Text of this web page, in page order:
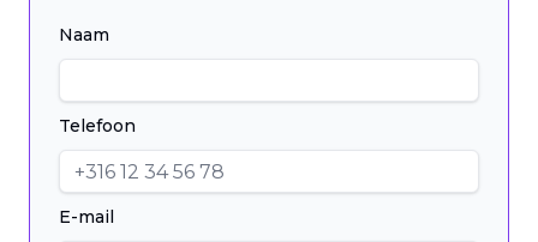
Naam
Telefoon
E-mail